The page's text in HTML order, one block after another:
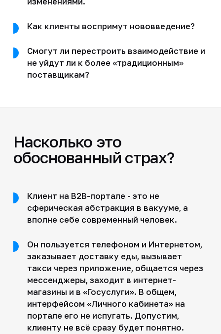
Как клиенты воспримут нововведение?
Смогут ли перестроить взаимодействие и
не уйдут ли к более «традиционным»
поставщикам?
Насколько это
обоснованный страх?
Клиент на B2B-портале - это не
сферическая абстракция в вакууме, а
вполне себе современный человек.
Он пользуется телефоном и Интернетом,
заказывает доставку еды, вызывает
такси через приложение, общается через
мессенджеры, заходит в интернет-
магазины и в «Госуслуги». В общем,
интерфейсом «Личного кабинета» на
портале его не испугать. Допустим,
клиенту не всё сразу будет понятно.